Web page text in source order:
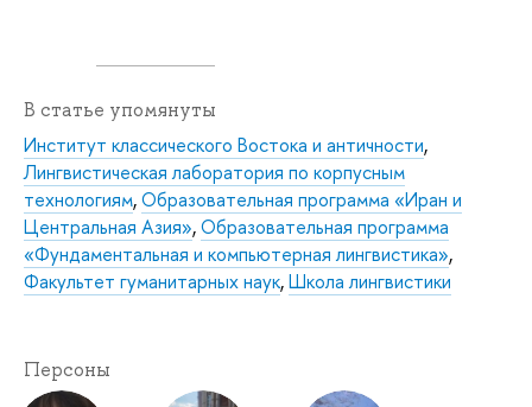
В статье упомянуты
Институт классического Востока и античности,
Лингвистическая лаборатория по корпусным
технологиям,Образовательная программа «Иран и
Центральная Азия»,Образовательная программа
«Фундаментальная и компьютерная лингвистика»,
Факультет гуманитарных наук,Школа лингвистики
Персоны